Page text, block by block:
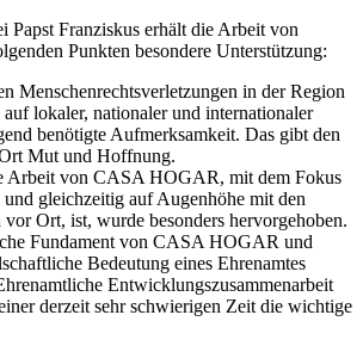
Papst Franziskus erhält die Arbeit von
Punkten besondere Unterstützung:
Menschenrechtsverletzungen in der Region
lokaler, nationaler und internationaler
benötigte Aufmerksamkeit. Das gibt den
Mut und Hoffnung.
Arbeit von CASA HOGAR, mit dem Fokus
gleichzeitig auf Augenhöhe mit den
Ort, ist, wurde besonders hervorgehoben.
Fundament von CASA HOGAR und
Bedeutung eines Ehrenamtes
Entwicklungszusammenarbeit
derzeit sehr schwierigen Zeit die wichtige